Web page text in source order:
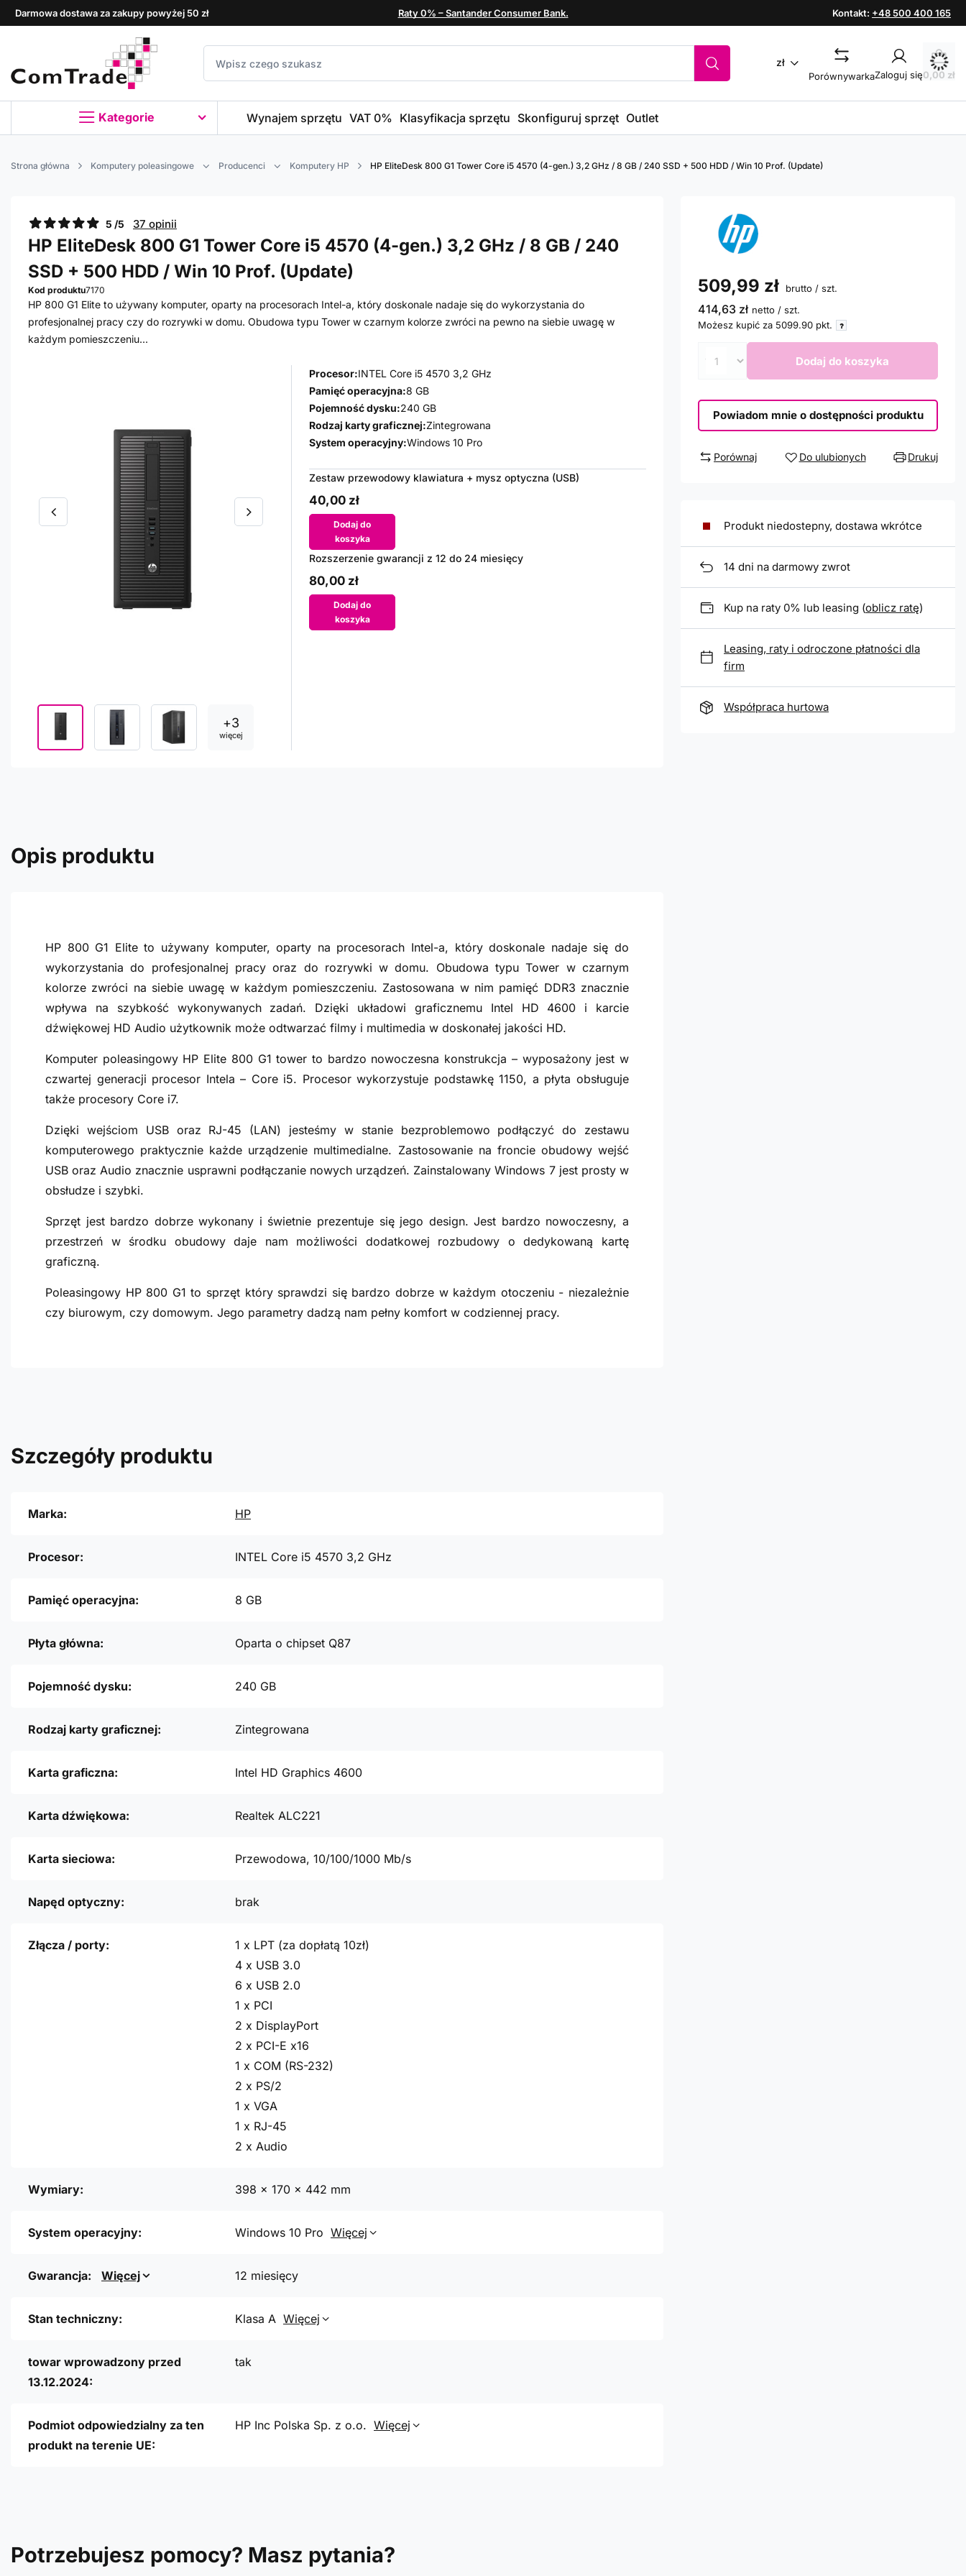
Darmowa dostawa za zakupy powyżej 50 zł Raty 0% – Santander Consumer Bank. Kontakt: +48 500 400 165
zł
PorównywarkaZaloguj się0,00 zł
Kategorie Wynajem sprzętu VAT 0% Klasyfikacja sprzętu Skonfiguruj sprzęt Outlet
Strona główna Komputery poleasingowe Producenci Komputery HP HP EliteDesk 800 G1 Tower Core i5 4570 (4-gen.) 3,2 GHz / 8 GB / 240 SSD + 500 HDD / Win 10 Prof. (Update)
5 /5 37 opinii
HP EliteDesk 800 G1 Tower Core i5 4570 (4-gen.) 3,2 GHz / 8 GB / 240
SSD + 500 HDD / Win 10 Prof. (Update)
Kod produktu7170
HP 800 G1 Elite to używany komputer, oparty na procesorach Intel-a, który doskonale nadaje się do wykorzystania do
profesjonalnej pracy czy do rozrywki w domu. Obudowa typu Tower w czarnym kolorze zwróci na pewno na siebie uwagę w
każdym pomieszczeniu...
+3
więcej
Procesor:INTEL Core i5 4570 3,2 GHz
Pamięć operacyjna:8 GB
Pojemność dysku:240 GB
Rodzaj karty graficznej:Zintegrowana
System operacyjny:Windows 10 Pro
Zestaw przewodowy klawiatura + mysz optyczna (USB)
40,00 zł
Dodaj do
koszyka
Rozszerzenie gwarancji z 12 do 24 miesięcy
80,00 zł
Dodaj do
koszyka
509,99 zł brutto / szt.
414,63 zł netto / szt.
Możesz kupić za 5099.90 pkt.
Dodaj do koszyka
Powiadom mnie o dostępności produktu
Porównaj Do ulubionych Drukuj
Produkt niedostepny, dostawa wkrótce
14 dni na darmowy zwrot
Kup na raty 0% lub leasing (oblicz ratę)
Leasing, raty i odroczone płatności dla
firm
Współpraca hurtowa
Opis produktu
HP 800 G1 Elite to używany komputer, oparty na procesorach Intel-a, który doskonale nadaje się do
wykorzystania do profesjonalnej pracy oraz do rozrywki w domu. Obudowa typu Tower w czarnym
kolorze zwróci na siebie uwagę w każdym pomieszczeniu. Zastosowana w nim pamięć DDR3 znacznie
wpływa na szybkość wykonywanych zadań. Dzięki układowi graficznemu Intel HD 4600 i karcie
dźwiękowej HD Audio użytkownik może odtwarzać filmy i multimedia w doskonałej jakości HD.
Komputer poleasingowy HP Elite 800 G1 tower to bardzo nowoczesna konstrukcja – wyposażony jest w
czwartej generacji procesor Intela – Core i5. Procesor wykorzystuje podstawkę 1150, a płyta obsługuje
także procesory Core i7.
Dzięki wejściom USB oraz RJ-45 (LAN) jesteśmy w stanie bezproblemowo podłączyć do zestawu
komputerowego praktycznie każde urządzenie multimedialne. Zastosowanie na froncie obudowy wejść
USB oraz Audio znacznie usprawni podłączanie nowych urządzeń. Zainstalowany Windows 7 jest prosty w
obsłudze i szybki.
Sprzęt jest bardzo dobrze wykonany i świetnie prezentuje się jego design. Jest bardzo nowoczesny, a
przestrzeń w środku obudowy daje nam możliwości dodatkowej rozbudowy o dedykowaną kartę
graficzną.
Poleasingowy HP 800 G1 to sprzęt który sprawdzi się bardzo dobrze w każdym otoczeniu - niezależnie
czy biurowym, czy domowym. Jego parametry dadzą nam pełny komfort w codziennej pracy.
Szczegóły produktu
Marka: HP
Procesor: INTEL Core i5 4570 3,2 GHz
Pamięć operacyjna: 8 GB
Płyta główna: Oparta o chipset Q87
Pojemność dysku: 240 GB
Rodzaj karty graficznej: Zintegrowana
Karta graficzna: Intel HD Graphics 4600
Karta dźwiękowa: Realtek ALC221
Karta sieciowa: Przewodowa, 10/100/1000 Mb/s
Napęd optyczny: brak
Złącza / porty:
1 x LPT (za dopłatą 10zł)
4 x USB 3.0
6 x USB 2.0
1 x PCI
2 x DisplayPort
2 x PCI-E x16
1 x COM (RS-232)
2 x PS/2
1 x VGA
1 x RJ-45
2 x Audio
Wymiary: 398 x 170 x 442 mm
System operacyjny: Windows 10 Pro Więcej
Gwarancja: Więcej 12 miesięcy
Stan techniczny: Klasa A Więcej
towar wprowadzony przed
13.12.2024:
tak
Podmiot odpowiedzialny za ten
produkt na terenie UE:
HP Inc Polska Sp. z o.o. Więcej
Potrzebujesz pomocy? Masz pytania?